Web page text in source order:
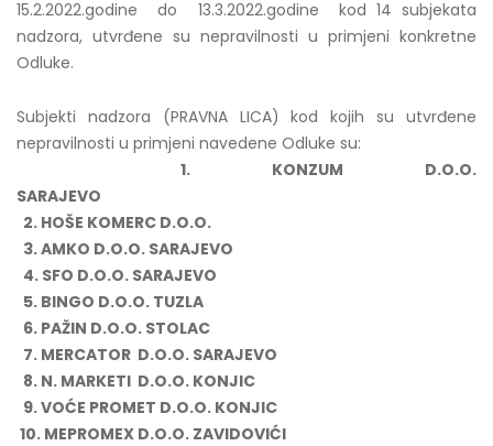
15.2.2022.godine do 13.3.2022.godine kod 14 subjekata
nadzora, utvrđene su nepravilnosti u primjeni konkretne
Odluke.
Subjekti nadzora (PRAVNA LICA) kod kojih su utvrđene
nepravilnosti u primjeni navedene Odluke su:
1. KONZUM D.O.O.
SARAJEVO
2. HOŠE KOMERC D.O.O.
3. AMKO D.O.O. SARAJEVO
4. SFO D.O.O. SARAJEVO
5. BINGO D.O.O. TUZLA
6. PAŽIN D.O.O. STOLAC
7. MERCATOR D.O.O. SARAJEVO
8. N. MARKETI D.O.O. KONJIC
9. VOĆE PROMET D.O.O. KONJIC
10. MEPROMEX D.O.O. ZAVIDOVIĆI